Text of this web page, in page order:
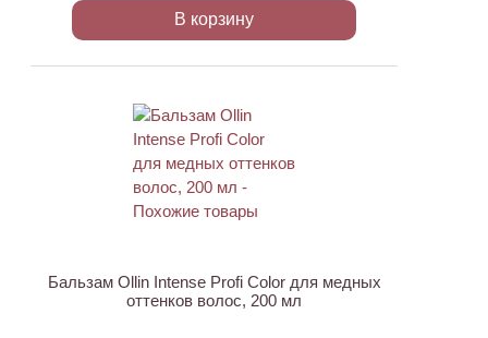
В корзину
Бальзам Ollin Intense Profi Color для медных
оттенков волос, 200 мл